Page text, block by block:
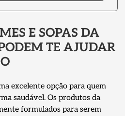
E SOPAS DA
TE AJUDAR
excelente opção para quem
saudável. Os produtos da
formulados para serem